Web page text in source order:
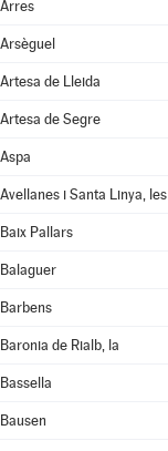
Arres
Arsèguel
Artesa de Lleida
Artesa de Segre
Aspa
Avellanes i Santa Linya, les
Baix Pallars
Balaguer
Barbens
Baronia de Rialb, la
Bassella
Bausen